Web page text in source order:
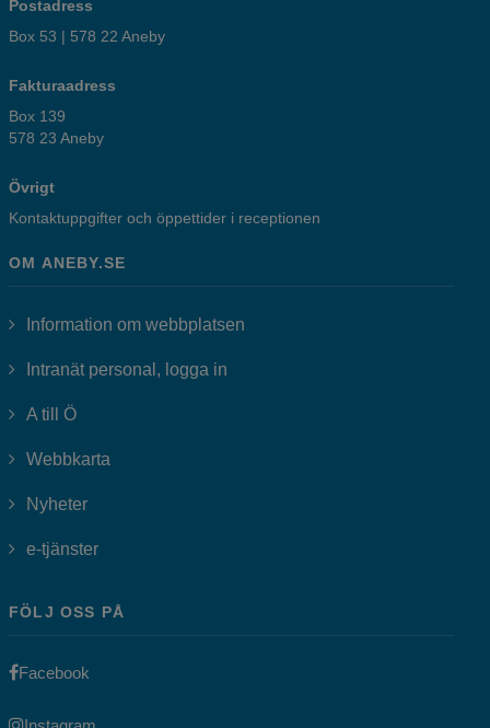
Postadress
Box 53 | 578 22 Aneby
Fakturaadress
Box 139
578 23 Aneby
Övrigt
Kontaktuppgifter och öppettider i receptionen
OM ANEBY.SE
Information om webbplatsen
Intranät personal, logga in
A till Ö
Webbkarta
Nyheter
e-tjänsterLänk till annan webbplats, öppnas i nytt fönster.
FÖLJ OSS PÅ
Facebook